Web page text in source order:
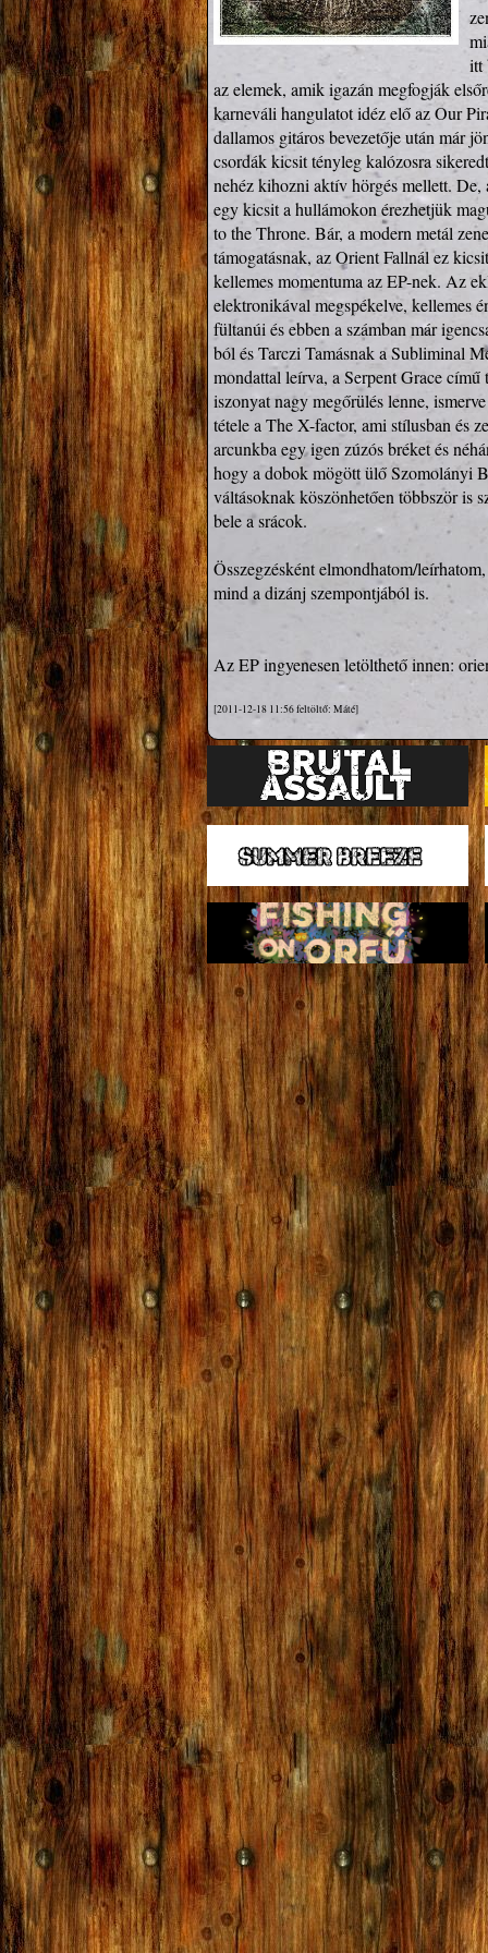
itt
az elemek, amik igazán megfogják
karneváli hangulatot idéz elő az Our
dallamos gitáros bevezetője után már
csordák kicsit tényleg kalózosra
nehéz kihozni aktív hörgés mellett. De,
egy kicsit a hullámokon érezhetjük
to the Throne. Bár, a modern metál
támogatásnak, az Orient Fallnál ez
kellemes momentuma az EP-nek. Az
elektronikával megspékelve, kellemes
fültanúi és ebben a számban már
ból és Tarczi Tamásnak a Subliminal
mondattal leírva, a Serpent Grace
iszonyat nagy megőrülés lenne,
tétele a The X-factor, ami stílusban és
arcunkba egy igen zúzós bréket és
hogy a dobok mögött ülő Szomolányi
váltásoknak köszönhetően többször is
bele a srácok.
Összegzésként elmondhatom/
mind a dizánj szempontjából is.
Az EP ingyenesen letölthető innen:
[2011-12-18 11:56 feltöltő: Máté]